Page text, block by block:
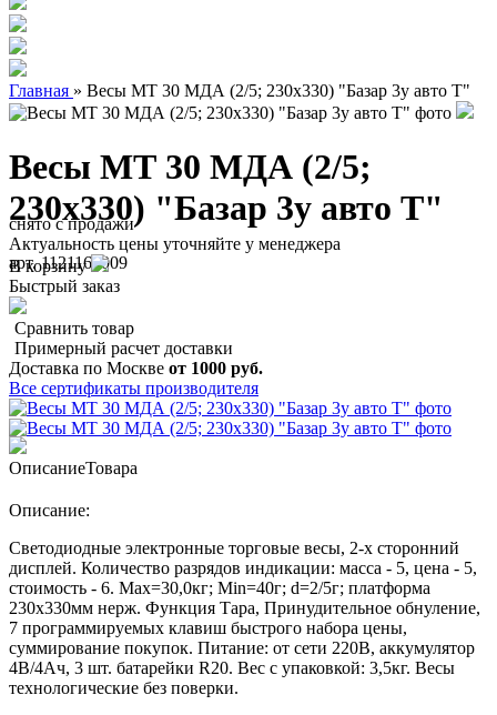
Главная » Весы МТ 30 МДА (2/5; 230х330) "Базар 3у авто Т"
Весы МТ 30 МДА (2/5;
230х330) "Базар 3у авто Т"
арт. 1121160009
снято с продажи
Актуальность цены уточняйте у менеджера
В корзину
Быстрый заказ
Сравнить товар
Примерный расчет доставки
Доставка по Москве от 1000 руб.
Все сертификаты производителя
ОписаниеТовара
Описание:
Светодиодные электронные торговые весы, 2-х сторонний
дисплей. Количество разрядов индикации: масса - 5, цена - 5,
стоимость - 6. Max=30,0кг; Min=40г; d=2/5г; платформа
230х330мм нерж. Функция Тара, Принудительное обнуление,
7 программируемых клавиш быстрого набора цены,
суммирование покупок. Питание: от сети 220В, аккумулятор
4В/4Ач, 3 шт. батарейки R20. Вес с упаковкой: 3,5кг. Весы
технологические без поверки.